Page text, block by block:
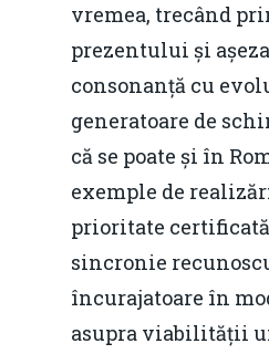
vremea, trecând
prezentului și
consonanță cu
generatoare de
că se poate și în
exemple de
prioritate
sincronie
încurajatoare în
asupra viabilității